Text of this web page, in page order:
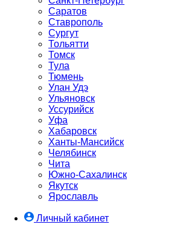
Саратов
Ставрополь
Сургут
Тольятти
Томск
Тула
Тюмень
Улан Удэ
Ульяновск
Уссурийск
Уфа
Хабаровск
Ханты-Мансийск
Челябинск
Чита
Южно-Cахалинск
Якутск
Ярославль
Личный кабинет